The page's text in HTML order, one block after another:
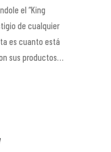
el “King
de cualquier
es cuanto está
sus productos…